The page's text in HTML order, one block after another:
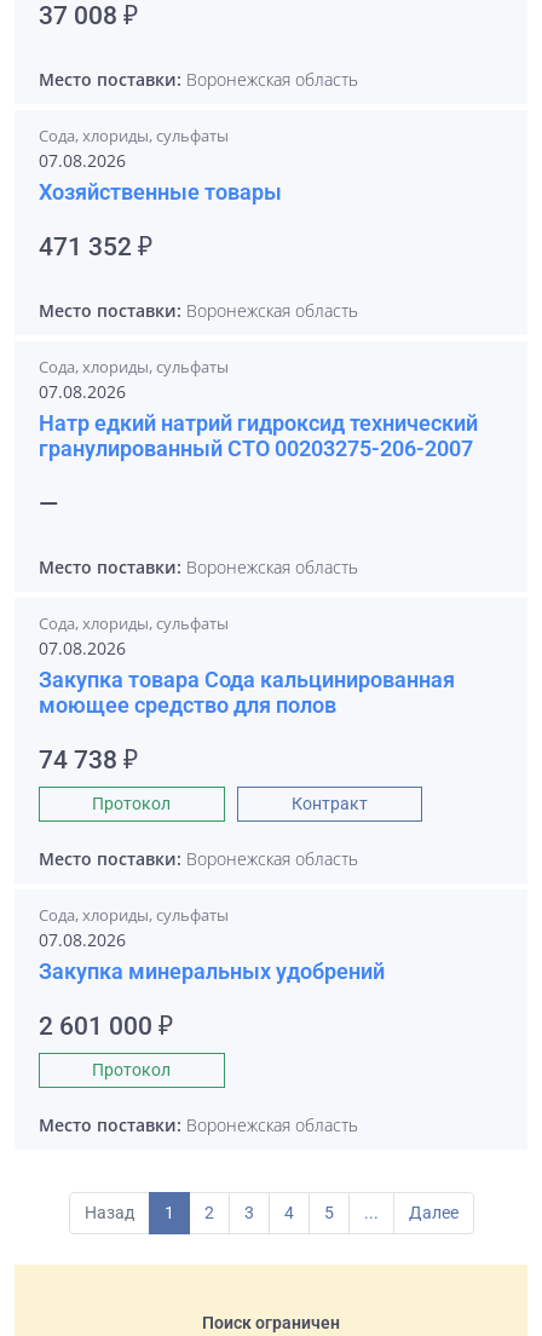
37 008 ₽
Место поставки: Воронежская область
Сода, хлориды, сульфаты
07.08.2026
Хозяйственные товары
471 352 ₽
Место поставки: Воронежская область
Сода, хлориды, сульфаты
07.08.2026
Натр едкий натрий гидроксид технический
гранулированный СТО 00203275-206-2007
—
Место поставки: Воронежская область
Сода, хлориды, сульфаты
07.08.2026
Закупка товара Сода кальцинированная
моющее средство для полов
74 738 ₽
Протокол Контракт
Место поставки: Воронежская область
Сода, хлориды, сульфаты
07.08.2026
Закупка минеральных удобрений
2 601 000 ₽
Протокол
Место поставки: Воронежская область
Назад 1 2 3 4 5 ... Далее
Поиск ограничен